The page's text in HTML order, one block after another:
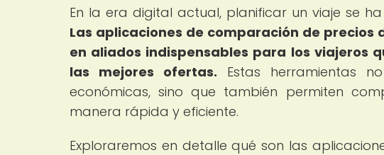
En la era digital actual, planificar un viaje se
Las aplicaciones de comparación de
en aliados indispensables para los viajeros
las mejores ofertas. Estas herramientas
económicas, sino que también permiten
manera rápida y eficiente.
Exploraremos en detalle qué son las